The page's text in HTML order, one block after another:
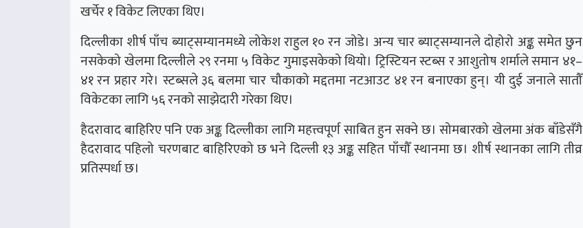
खर्चेर १ विकेट लिएका थिए।
दिल्लीका शीर्ष पाँच ब्याट्सम्यानमध्ये लोकेश राहुल १० रन जोडे। अन्य चार ब्याट्सम्यानले दोहोरो अङ्क समेत छुन
नसकेको खेलमा दिल्लीले २९ रनमा ५ विकेट गुमाइसकेको थियो। ट्रिस्टियन स्टब्स र आशुतोष शर्माले समान ४१–
४१ रन प्रहार गरे। स्टब्सले ३६ बलमा चार चौकाको मद्दतमा नटआउट ४१ रन बनाएका हुन्। यी दुई जनाले सातौँ
विकेटका लागि ५६ रनको साझेदारी गरेका थिए।
हैदरावाद बाहिरिए पनि एक अङ्क दिल्लीका लागि महत्त्वपूर्ण साबित हुन सक्ने छ। सोमबारको खेलमा अंक बाँडेसँगै
हैदरावाद पहिलो चरणबाट बाहिरिएको छ भने दिल्ली १३ अङ्क सहित पाँचौँ स्थानमा छ। शीर्ष स्थानका लागि तीव्र
प्रतिस्पर्धा छ।